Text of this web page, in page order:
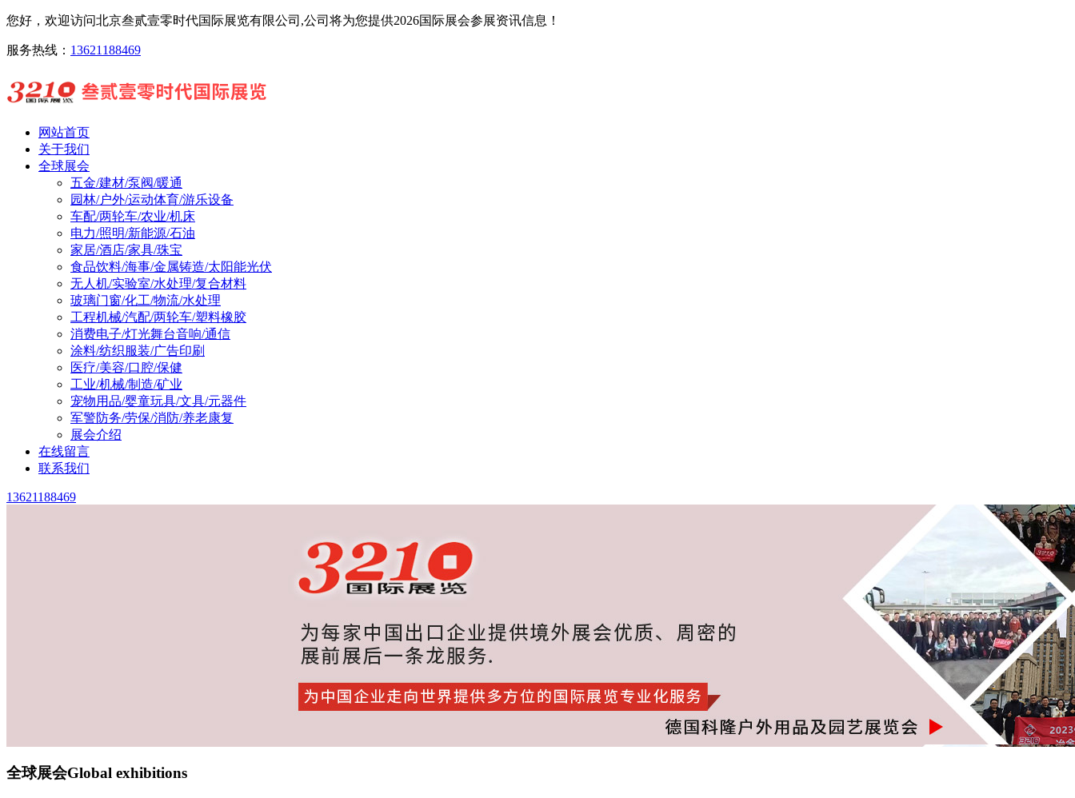
您好，欢迎访问北京叁贰壹零时代国际展览有限公司,公司将为您提供2026国际展会参展资讯信息！
服务热线： 13621188469
网站首页
关于我们
全球展会
五金/建材/泵阀/暖通
园林/户外/运动体育/游乐设备
车配/两轮车/农业/机床
电力/照明/新能源/石油
家居/酒店/家具/珠宝
食品饮料/海事/金属铸造/太阳能光伏
无人机/实验室/水处理/复合材料
玻璃门窗/化工/物流/水处理
工程机械/汽配/两轮车/塑料橡胶
消费电子/灯光舞台音响/通信
涂料/纺织服装/广告印刷
医疗/美容/口腔/保健
工业/机械/制造/矿业
宠物用品/婴童玩具/文具/元器件
军警防务/劳保/消防/养老康复
展会介绍
在线留言
联系我们
13621188469
全球展会Global exhibitions